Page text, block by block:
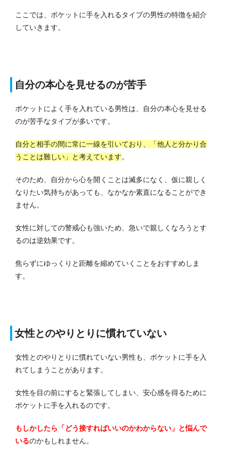
ここでは、ポケットに手を入れるタイプの男性の特徴を紹介
していきます。
自分の本心を見せるのが苦手
ポケットによく手を入れている男性は、自分の本心を見せる
のが苦手なタイプが多いです。
自分と相手の間に常に一線を引いており、「他人と分かり合
うことは難しい」と考えています。
そのため、自分から心を開くことは滅多になく、仮に親しく
なりたい気持ちがあっても、なかなか素直になることができ
ません。
女性に対しての警戒心も強いため、急いで親しくなろうとす
るのは逆効果です。
焦らずにゆっくりと距離を縮めていくことをおすすめしま
す。
女性とのやりとりに慣れていない
女性とのやりとりに慣れていない男性も、ポケットに手を入
れてしまうことがあります。
女性を目の前にすると緊張してしまい、安心感を得るために
ポケットに手を入れるのです。
もしかしたら「どう接すればいいのかわからない」と悩んで
いるのかもしれません。